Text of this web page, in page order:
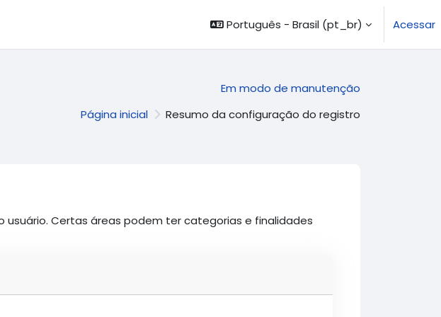
Português - Brasil ‎(pt_br)‎ Acessar
Em modo de manutenção
Página inicial Resumo da configuração do registro
Certas áreas podem ter categorias e finalidades